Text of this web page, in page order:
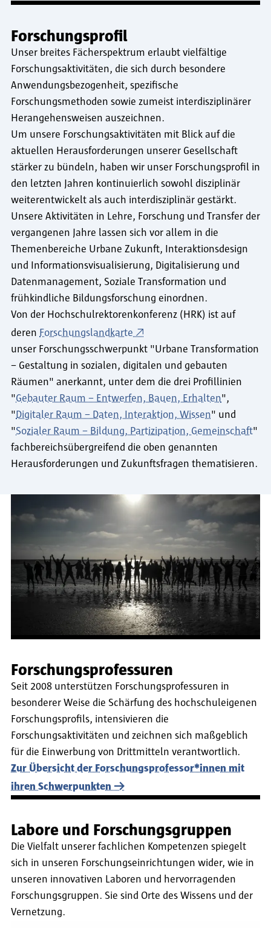
Forschungsprofil
Unser breites Fächerspektrum erlaubt vielfältige
Forschungsaktivitäten, die sich durch besondere
Anwendungsbezogenheit, spezifische
Forschungsmethoden sowie zumeist interdisziplinärer
Herangehensweisen auszeichnen.
Um unsere Forschungsaktivitäten mit Blick auf die
aktuellen Herausforderungen unserer Gesellschaft
stärker zu bündeln, haben wir unser Forschungsprofil in
den letzten Jahren kontinuierlich sowohl disziplinär
weiterentwickelt als auch interdisziplinär gestärkt.
Unsere Aktivitäten in Lehre, Forschung und Transfer der
vergangenen Jahre lassen sich vor allem in die
Themenbereiche Urbane Zukunft, Interaktionsdesign
und Informationsvisualisierung, Digitalisierung und
Datenmanagement, Soziale Transformation und
frühkindliche Bildungsforschung einordnen.
Von der Hochschulrektorenkonferenz (HRK) ist auf
deren Forschungslandkarte
unser Forschungsschwerpunkt "Urbane Transformation
– Gestaltung in sozialen, digitalen und gebauten
Räumen" anerkannt, unter dem die drei Profillinien
"Gebauter Raum – Entwerfen, Bauen, Erhalten",
" Digitaler Raum – Daten, Interaktion, Wissen" und
"Sozialer Raum – Bildung, Partizipation, Gemeinschaft"
fachbereichsübergreifend die oben genannten
Herausforderungen und Zukunftsfragen thematisieren.
Forschungsprofessuren
Seit 2008 unterstützen Forschungsprofessuren in
besonderer Weise die Schärfung des hochschuleigenen
Forschungsprofils, intensivieren die
Forschungsaktivitäten und zeichnen sich maßgeblich
für die Einwerbung von Drittmitteln verantwortlich.
Zur Übersicht der Forschungsprofessor*innen mit
ihren Schwerpunkten
Labore und Forschungsgruppen
Die Vielfalt unserer fachlichen Kompetenzen spiegelt
sich in unseren Forschungseinrichtungen wider, wie in
unseren innovativen Laboren und hervorragenden
Forschungsgruppen. Sie sind Orte des Wissens und der
Vernetzung.